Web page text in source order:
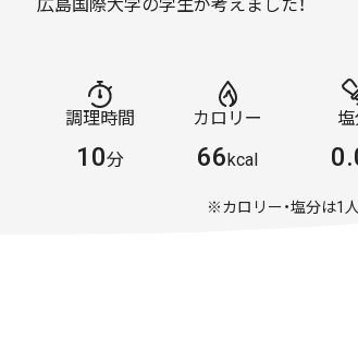
広島国際大学の学生が考えました！
調理時間
10分
カロリー
66kcal
※カロリー・塩分は1人